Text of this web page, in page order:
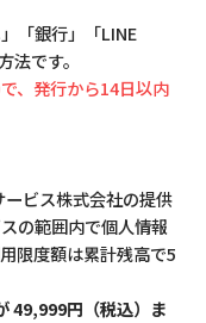
「銀行」「LINE
です。
、発行から14日以内
ビス株式会社の提供
の範囲内で個人情報
限度額は累計残高で5
49,999円（税込）ま